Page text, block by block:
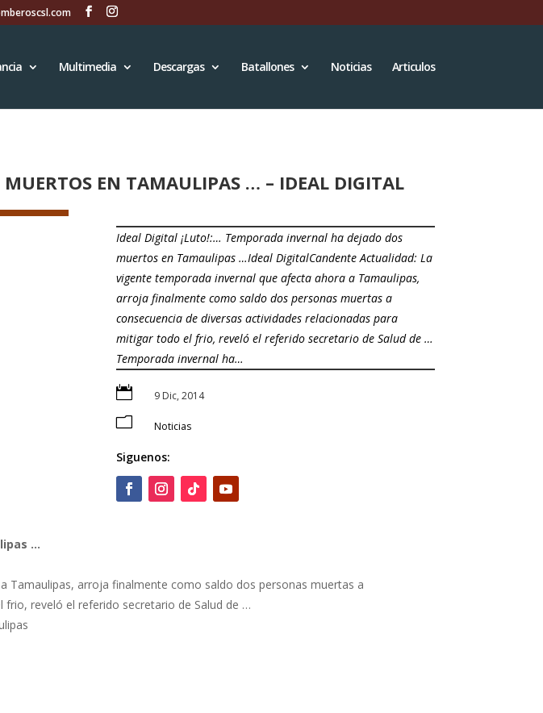
Multimedia Descargas Batallones Noticias Articulos
EN TAMAULIPAS … – IDEAL DIGITAL
Ideal Digital ¡Luto!:… Temporada invernal ha dejado dos
muertos en Tamaulipas …Ideal DigitalCandente Actualidad: La
vigente temporada invernal que afecta ahora a Tamaulipas,
arroja finalmente como saldo dos personas muertas a
consecuencia de diversas actividades relacionadas para
mitigar todo el frio, reveló el referido secretario de Salud de …
Temporada invernal ha…
 9 Dic, 2014
m Noticias
Siguenos:
…
Tamaulipas, arroja finalmente como saldo dos personas muertas a
frio, reveló el referido secretario de Salud de …